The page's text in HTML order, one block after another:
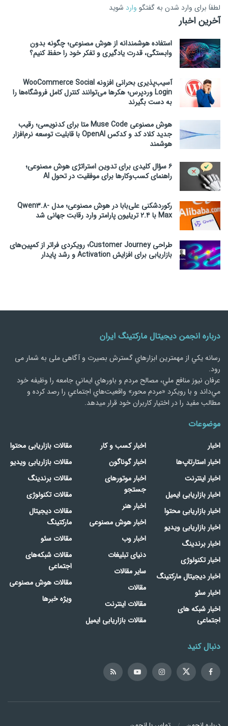
لطفاَ برای وارد شدن به گفتگو وارد شوید
آخرین اخبار
استفاده هوشمندانه از هوش مصنوعی؛ چگونه بدون
وابستگی، قدرت یادگیری و تفکر خود را حفظ کنیم؟
آسیب‌پذیری بحرانی افزونه WooCommerce Social
Login وردپرس؛ هکرها می‌توانند کنترل کامل فروشگاه‌ها را
به دست بگیرند
هوش مصنوعی Muse Code متا برای کدنویسی؛ رقیب
جدید کلاد کد و کدکس OpenAI با قابلیت توسعه نرم‌افزار
هوشمند
۶ سؤال کلیدی برای تدوین استراتژی هوش مصنوعی؛
راهنمای کسب‌وکارها برای موفقیت در تحول AI
رکوردشکنی علی‌بابا در هوش مصنوعی؛ مدل Qwen3.8-
Max با ۲.۴ تریلیون پارامتر وارد رقابت جهانی شد
طراحی Customer Journey؛ رویکردی فراتر از کمپین‌های
بازاریابی برای افزایش Activation و رشد پایدار
درباره انجمن دیجیتال مارکتینگ ایران
رسانه يكي از مهمترین ابزارهاي گسترش بصیرت و آگاهی ملی به شمار می
رود.
عرفان نیوز منافع ملي، مصالح مردم و باورهاي ايماني جامعه را وظيفه خود
مي‌داند و با رويكرد «مردم‌ محور» واقعيت‌هاي اجتماعي را رصد کرده و
مطالب مفید را در اختیار کاربران خود قرار میدهد.
موضوعات
اخبار
اخبار استارتاپ‌ها
اخبار اینترنت
اخبار بازاریابی ایمیل
اخبار بازاریابی محتوا
اخبار بازاریابی ویدیو
اخبار برندینگ
اخبار تکنولوژی
اخبار دیجیتال مارکتینگ
اخبار سئو
اخبار شبکه های
اجتماعی
اخبار کسب و کار
اخبار گوناگون
اخبار موتورهای
جستجو
اخبار هنر
اخبار هوش مصنوعی
اخبار وب
دنیای تبلیغات
سایر مقالات
مقالات
مقالات اینترنت
مقالات بازاریابی ایمیل
مقالات بازاریابی محتوا
مقالات بازاریابی ویدیو
مقالات برندینگ
مقالات تکنولوژی
مقالات دیجیتال
مارکتینگ
مقالات سئو
مقالات شبکه‌های
اجتماعی
مقالات هوش مصنوعی
ویژه خبرها
دنبال کنید